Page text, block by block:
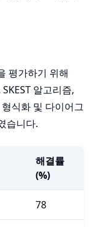
평가하기 위해
알고리즘,
식화 및 다이어그
습니다.
해결률
(%)
78